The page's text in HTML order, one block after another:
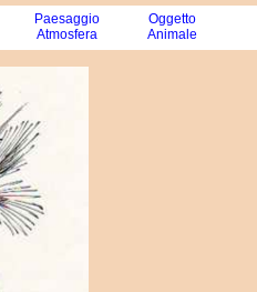
Paesaggio
Oggetto
Atmosfera Animale